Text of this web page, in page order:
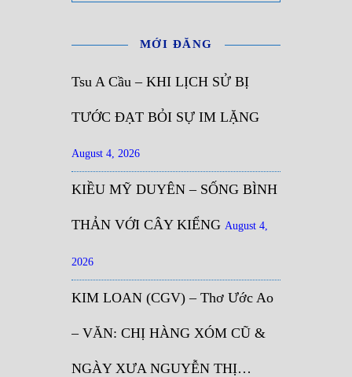
MỚI ĐĂNG
Tsu A Cầu – KHI LỊCH SỬ BỊ
TƯỚC ĐẠT BỎI SỰ IM LẶNG
August 4, 2026
KIỀU MỸ DUYÊN – SỐNG BÌNH
THẢN VỚI CÂY KIỂNG August 4,
2026
KIM LOAN (CGV) – Thơ Ước Ao
– VĂN: CHỊ HÀNG XÓM CŨ &
NGÀY XƯA NGUYỄN THỊ…